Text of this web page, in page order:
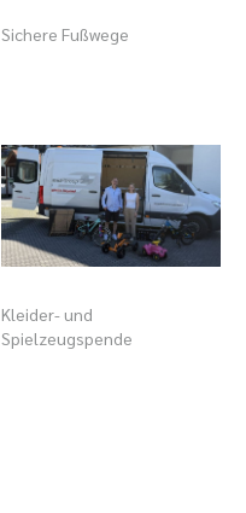
Sichere Fußwege
Kleider- und
Spielzeugspende